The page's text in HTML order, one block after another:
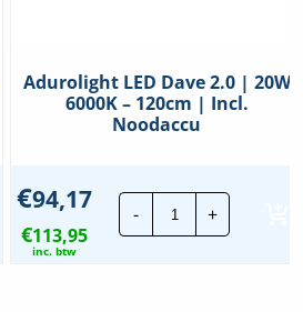
Adurolight LED Dave 2.0 | 20W
6000K – 120cm | Incl.
Noodaccu
€94,17
€113,95
inc. btw
-
Adurolight
LED
Dave
+